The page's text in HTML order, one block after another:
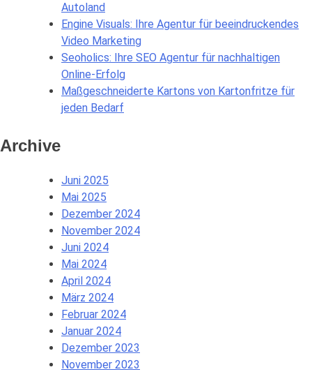
Autoland
Engine Visuals: Ihre Agentur für beeindruckendes
Video Marketing
Seoholics: Ihre SEO Agentur für nachhaltigen
Online-Erfolg
Maßgeschneiderte Kartons von Kartonfritze für
jeden Bedarf
Archive
Juni 2025
Mai 2025
Dezember 2024
November 2024
Juni 2024
Mai 2024
April 2024
März 2024
Februar 2024
Januar 2024
Dezember 2023
November 2023